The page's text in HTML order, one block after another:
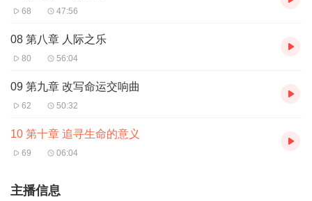
68 47:56
08 第八章 人际之乐
80 56:04
09 第九章 改写命运交响曲
62 50:32
10 第十章 追寻生命的意义
69 06:04
主播信息